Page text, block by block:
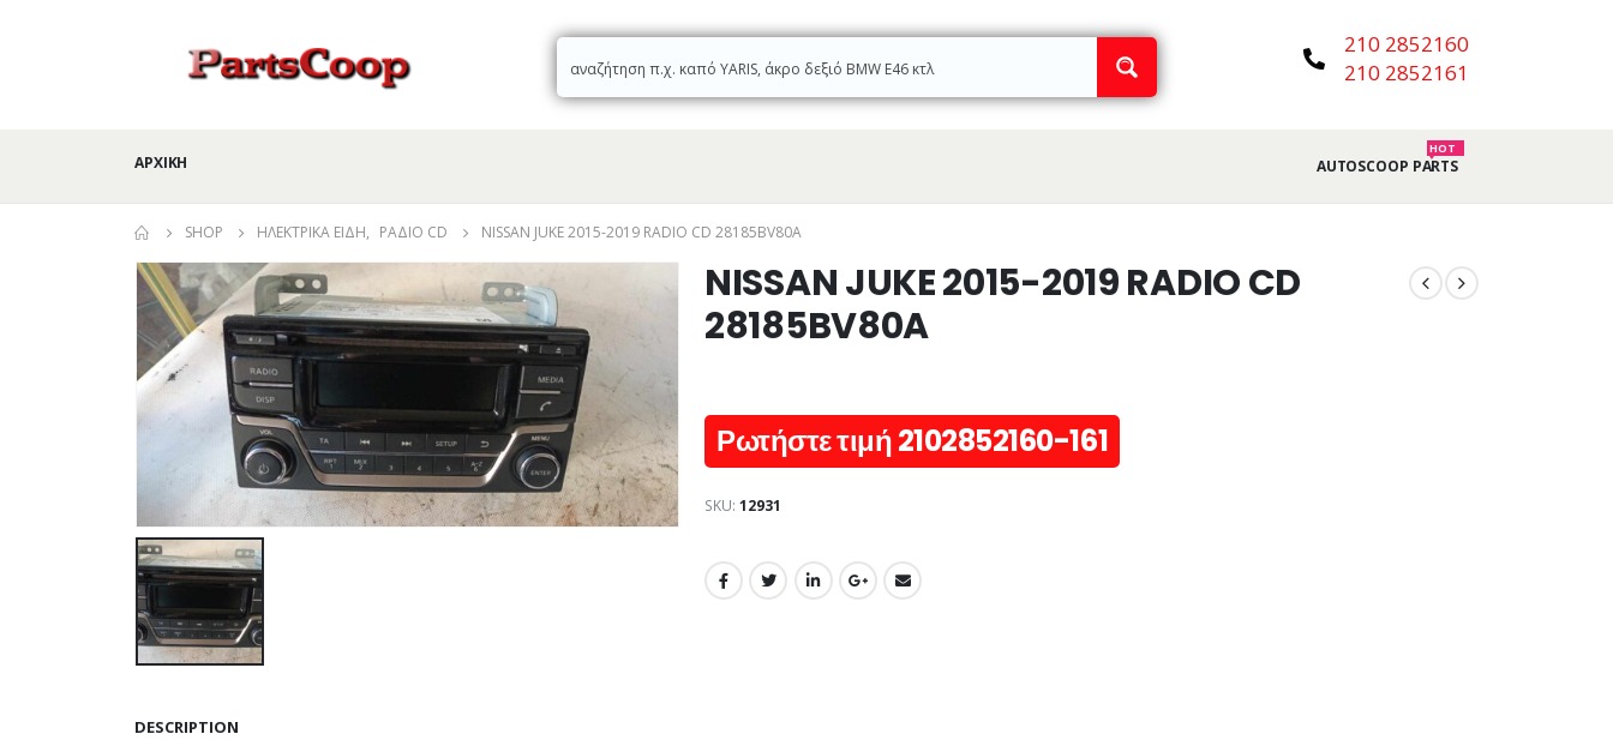
210 2852160
210 2852161
ΑΡΧΙΚΉ AUTOSCOOP PARTS
HOT
SHOP ΗΛΕΚΤΡΙΚΆ ΕΊΔΗ, ΡΆΔΙΟ CD NISSAN JUKE 2015-2019 RADIO CD 28185BV80A
NISSAN JUKE 2015-2019 RADIO CD
28185BV80A
Ρωτήστε τιμή 2102852160-161
SKU: 12931
DESCRIPTION